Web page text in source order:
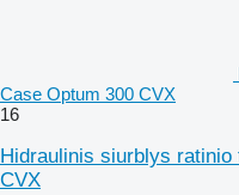
Case Optum 300 CVX
16
Hidraulinis siurblys
CVX